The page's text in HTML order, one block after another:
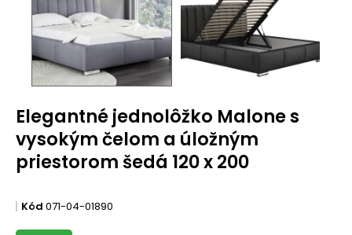
Elegantné jednolôžko Malone s
vysokým čelom a úložným
priestorom šedá 120 x 200
Kód 071-04-01890